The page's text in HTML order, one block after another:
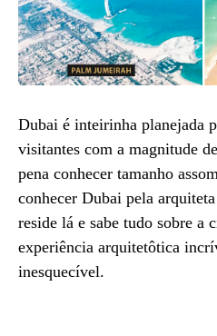
Dubai é inteirinha planejada
visitantes com a magnitude
pena conhecer tamanho
conhecer Dubai pela
reside lá e sabe tudo sobre a
experiência arquitetôtica
inesquecível.